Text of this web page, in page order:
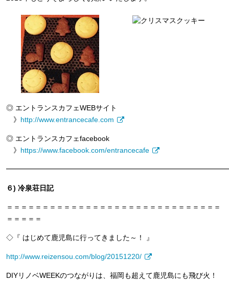
◎ エントランスカフェWEBサイト
》 http://www.entrancecafe.com
◎ エントランスカフェfacebook
》 https://www.facebook.com/entrancecafe
６) 冷泉荘日記
＝＝＝＝＝＝＝＝＝＝＝＝＝＝＝＝＝＝＝＝＝＝＝＝＝＝＝＝＝＝
＝＝＝＝＝
◇『 はじめて鹿児島に行ってきました～！ 』
http://www.reizensou.com/blog/20151220/
DIYリノベWEEKのつながりは、福岡も超えて鹿児島にも飛び火！